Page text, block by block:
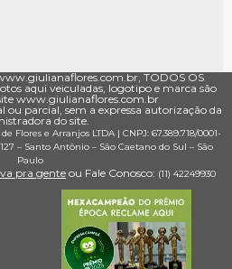
TODOS OS
aqui veiculadas, logotipo e marca são
www.giulianaflores.com.br
ou parcial, sem a expressa autorização da
do site.
Flores e Arranjos LTDA | CNPJ: 67.389.718/0001­
– Santo Antônio – São Caetano do Sul – São
Paulo
pra genteou Fale Conosco: (11) 4224­9930